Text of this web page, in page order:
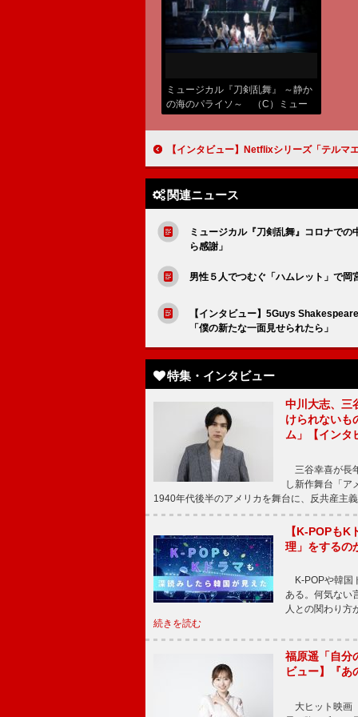
ミュージカル『刀剣乱舞』 ～静か
の海のパライソ～ （C）ミュー
【インタビュー】Netflixシリーズ「テルマエ・ロマエ ノヴァエ」津田健次郎「世界中の多くの方に、面白く見
関連ニュース
ミュージカル『刀剣乱舞』コロナで
ら感謝」
男性５人でつむぐ「ハムレット」で
【インタビュー】5Guys
「僕の新たな一面見せられたら」
特集・インタビュー
中川大志、三
けられないも
ム」【インタ
三谷幸喜が長
し新作舞台「ア
1940年代後半のアメリカを舞台に、反共産主
【K-POPも
理」をするの
K-POPや韓国
ある。何気ない
人との関わり方
続きを読む
福原遥「自分
ビュー】『あ
大ヒット映画